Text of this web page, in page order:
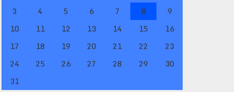
3
4 5 6 7 8
9
10
11 12 13 14 15
16
17
18 19 20 21 22
23
24
25 26 27 28 29
30
31